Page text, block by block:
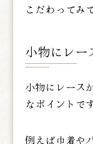
こだわってみ
小物にレー
小物にレース
なポイントです
例えば巾着や